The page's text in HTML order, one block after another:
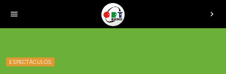
menu chevron_right
ESPECTÁCULOS